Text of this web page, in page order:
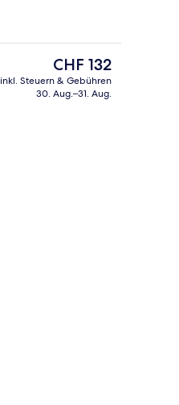
Standard-Doppel- oder -
Der
aktuelle
Preis
CHF 132
inkl. Steuern & Gebühren
30. Aug.–31. Aug.